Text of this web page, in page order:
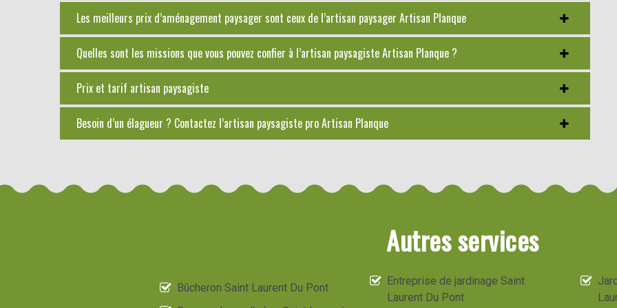
Les meilleurs prix d’aménagement paysager sont ceux de l’artisan paysager Artisan Planque
Quelles sont les missions que vous pouvez confier à l’artisan paysagiste Artisan Planque ?
Prix et tarif artisan paysagiste
Besoin d’un élagueur ? Contactez l’artisan paysagiste pro Artisan Planque
Autres services
Bûcheron Saint Laurent Du Pont
Entreprise de jardinage Saint
Laurent Du Pont